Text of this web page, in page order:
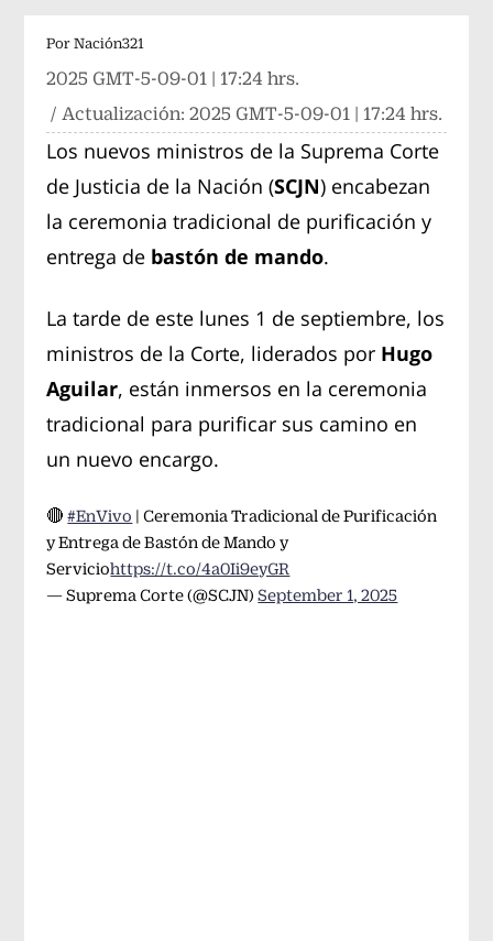
Por Nación321
2025 GMT-5-09-01 | 17:24 hrs.
/ Actualización:2025 GMT-5-09-01 | 17:24 hrs.
Los nuevos ministros de la Suprema Corte
de Justicia de la Nación (SCJN) encabezan
la ceremonia tradicional de purificación y
entrega de bastón de mando.
La tarde de este lunes 1 de septiembre, los
ministros de la Corte, liderados por Hugo
Aguilar, están inmersos en la ceremonia
tradicional para purificar sus camino en
un nuevo encargo.
🔴#EnVivo | Ceremonia Tradicional de Purificación
y Entrega de Bastón de Mando y
Serviciohttps://t.co/4a0Ii9eyGR
— Suprema Corte (@SCJN)September 1, 2025